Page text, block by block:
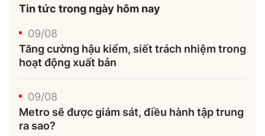
Tin tức trong ngày hôm nay
09/08
Tăng cường hậu kiểm, siết trách nhiệm trong
hoạt động xuất bản
09/08
Metro sẽ được giám sát, điều hành tập trung
ra sao?